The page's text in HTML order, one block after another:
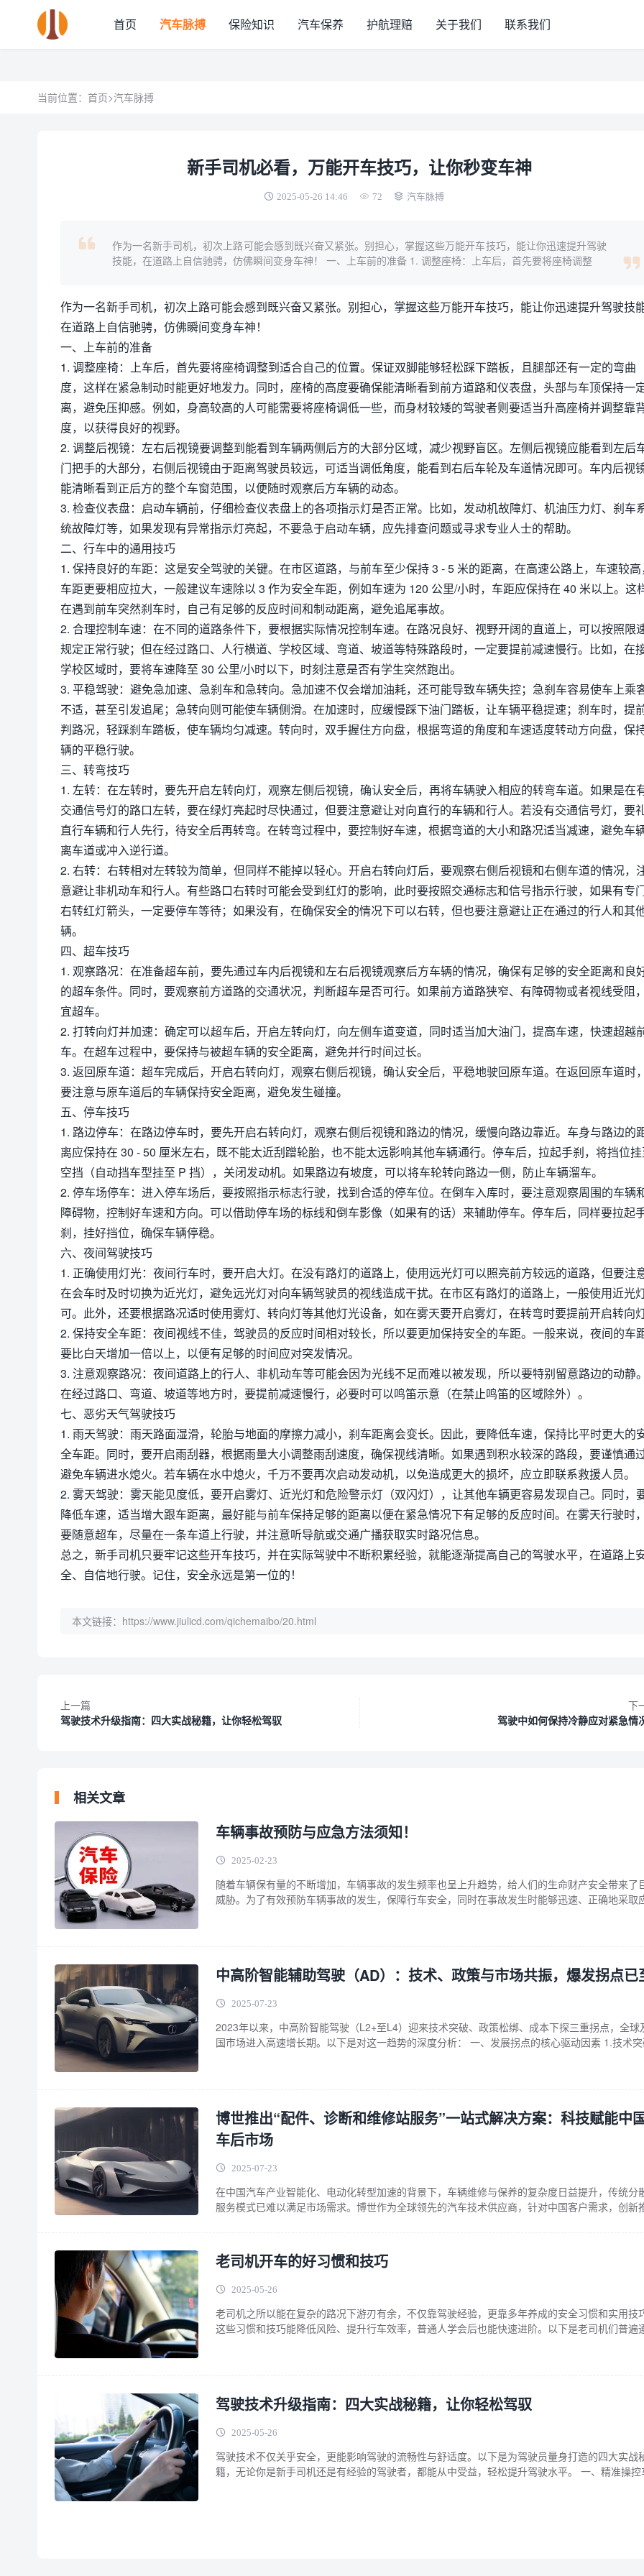
首页 汽车脉搏 保险知识 汽车保养 护航理赔 关于我们 联系我们
当前位置： 首页>汽车脉搏
新手司机必看，万能开车技巧，让你秒变车神
2025-05-26 14:46 72 汽车脉搏
作为一名新手司机，初次上路可能会感到既兴奋又紧张。别担心，掌握这些万能开车技巧，能让你迅速提升驾驶
技能，在道路上自信驰骋，仿佛瞬间变身车神！ 一、上车前的准备 1. 调整座椅：上车后，首先要将座椅调整
作为一名新手司机，初次上路可能会感到既兴奋又紧张。别担心，掌握这些万能开车技巧，能让你迅速提升驾驶技能
在道路上自信驰骋，仿佛瞬间变身车神！
一、上车前的准备
1. 调整座椅：上车后，首先要将座椅调整到适合自己的位置。保证双脚能够轻松踩下踏板，且腿部还有一定的弯曲
度，这样在紧急制动时能更好地发力。同时，座椅的高度要确保能清晰看到前方道路和仪表盘，头部与车顶保持一
离，避免压抑感。例如，身高较高的人可能需要将座椅调低一些，而身材较矮的驾驶者则要适当升高座椅并调整靠
度，以获得良好的视野。
2. 调整后视镜：左右后视镜要调整到能看到车辆两侧后方的大部分区域，减少视野盲区。左侧后视镜应能看到左后
门把手的大部分，右侧后视镜由于距离驾驶员较远，可适当调低角度，能看到右后车轮及车道情况即可。车内后视
能清晰看到正后方的整个车窗范围，以便随时观察后方车辆的动态。
3. 检查仪表盘：启动车辆前，仔细检查仪表盘上的各项指示灯是否正常。比如，发动机故障灯、机油压力灯、刹车
统故障灯等，如果发现有异常指示灯亮起，不要急于启动车辆，应先排查问题或寻求专业人士的帮助。
二、行车中的通用技巧
1. 保持良好的车距：这是安全驾驶的关键。在市区道路，与前车至少保持 3 - 5 米的距离，在高速公路上，车速较高
车距更要相应拉大，一般建议车速除以 3 作为安全车距，例如车速为 120 公里/小时，车距应保持在 40 米以上。这
在遇到前车突然刹车时，自己有足够的反应时间和制动距离，避免追尾事故。
2. 合理控制车速：在不同的道路条件下，要根据实际情况控制车速。在路况良好、视野开阔的直道上，可以按照限
规定正常行驶；但在经过路口、人行横道、学校区域、弯道、坡道等特殊路段时，一定要提前减速慢行。比如，在
学校区域时，要将车速降至 30 公里/小时以下，时刻注意是否有学生突然跑出。
3. 平稳驾驶：避免急加速、急刹车和急转向。急加速不仅会增加油耗，还可能导致车辆失控；急刹车容易使车上乘
不适，甚至引发追尾；急转向则可能使车辆侧滑。在加速时，应缓慢踩下油门踏板，让车辆平稳提速；刹车时，提
判路况，轻踩刹车踏板，使车辆均匀减速。转向时，双手握住方向盘，根据弯道的角度和车速适度转动方向盘，保
辆的平稳行驶。
三、转弯技巧
1. 左转：在左转时，要先开启左转向灯，观察左侧后视镜，确认安全后，再将车辆驶入相应的转弯车道。如果是在
交通信号灯的路口左转，要在绿灯亮起时尽快通过，但要注意避让对向直行的车辆和行人。若没有交通信号灯，要
直行车辆和行人先行，待安全后再转弯。在转弯过程中，要控制好车速，根据弯道的大小和路况适当减速，避免车
离车道或冲入逆行道。
2. 右转：右转相对左转较为简单，但同样不能掉以轻心。开启右转向灯后，要观察右侧后视镜和右侧车道的情况，
意避让非机动车和行人。有些路口右转时可能会受到红灯的影响，此时要按照交通标志和信号指示行驶，如果有专
右转红灯箭头，一定要停车等待；如果没有，在确保安全的情况下可以右转，但也要注意避让正在通过的行人和其
辆。
四、超车技巧
1. 观察路况：在准备超车前，要先通过车内后视镜和左右后视镜观察后方车辆的情况，确保有足够的安全距离和良
的超车条件。同时，要观察前方道路的交通状况，判断超车是否可行。如果前方道路狭窄、有障碍物或者视线受阻
宜超车。
2. 打转向灯并加速：确定可以超车后，开启左转向灯，向左侧车道变道，同时适当加大油门，提高车速，快速超越
车。在超车过程中，要保持与被超车辆的安全距离，避免并行时间过长。
3. 返回原车道：超车完成后，开启右转向灯，观察右侧后视镜，确认安全后，平稳地驶回原车道。在返回原车道时，
要注意与原车道后的车辆保持安全距离，避免发生碰撞。
五、停车技巧
1. 路边停车：在路边停车时，要先开启右转向灯，观察右侧后视镜和路边的情况，缓慢向路边靠近。车身与路边的
离应保持在 30 - 50 厘米左右，既不能太近刮蹭轮胎，也不能太远影响其他车辆通行。停车后，拉起手刹，将挡位
空挡（自动挡车型挂至 P 挡），关闭发动机。如果路边有坡度，可以将车轮转向路边一侧，防止车辆溜车。
2. 停车场停车：进入停车场后，要按照指示标志行驶，找到合适的停车位。在倒车入库时，要注意观察周围的车辆
障碍物，控制好车速和方向。可以借助停车场的标线和倒车影像（如果有的话）来辅助停车。停车后，同样要拉起
刹，挂好挡位，确保车辆停稳。
六、夜间驾驶技巧
1. 正确使用灯光：夜间行车时，要开启大灯。在没有路灯的道路上，使用远光灯可以照亮前方较远的道路，但要注
在会车时及时切换为近光灯，避免远光灯对向车辆驾驶员的视线造成干扰。在市区有路灯的道路上，一般使用近光
可。此外，还要根据路况适时使用雾灯、转向灯等其他灯光设备，如在雾天要开启雾灯，在转弯时要提前开启转向灯
2. 保持安全车距：夜间视线不佳，驾驶员的反应时间相对较长，所以要更加保持安全的车距。一般来说，夜间的车
要比白天增加一倍以上，以便有足够的时间应对突发情况。
3. 注意观察路况：夜间道路上的行人、非机动车等可能会因为光线不足而难以被发现，所以要特别留意路边的动静。
在经过路口、弯道、坡道等地方时，要提前减速慢行，必要时可以鸣笛示意（在禁止鸣笛的区域除外）。
七、恶劣天气驾驶技巧
1. 雨天驾驶：雨天路面湿滑，轮胎与地面的摩擦力减小，刹车距离会变长。因此，要降低车速，保持比平时更大的
全车距。同时，要开启雨刮器，根据雨量大小调整雨刮速度，确保视线清晰。如果遇到积水较深的路段，要谨慎通过
避免车辆进水熄火。若车辆在水中熄火，千万不要再次启动发动机，以免造成更大的损坏，应立即联系救援人员。
2. 雾天驾驶：雾天能见度低，要开启雾灯、近光灯和危险警示灯（双闪灯），让其他车辆更容易发现自己。同时，
降低车速，适当增大跟车距离，最好能与前车保持足够的距离以便在紧急情况下有足够的反应时间。在雾天行驶时
要随意超车，尽量在一条车道上行驶，并注意听导航或交通广播获取实时路况信息。
总之，新手司机只要牢记这些开车技巧，并在实际驾驶中不断积累经验，就能逐渐提高自己的驾驶水平，在道路上
全、自信地行驶。记住，安全永远是第一位的！
本文链接： https://www.jiulicd.com/qichemaibo/20.html
上一篇
驾驶技术升级指南：四大实战秘籍，让你轻松驾驭
下
驾驶中如何保持冷静应对紧急情
相关文章
车辆事故预防与应急方法须知！
2025-02-23
随着车辆保有量的不断增加，车辆事故的发生频率也呈上升趋势，给人们的生命财产安全带来了
威胁。为了有效预防车辆事故的发生，保障行车安全，同时在事故发生时能够迅速、正确地采取
中高阶智能辅助驾驶（AD）：技术、政策与市场共振，爆发拐点已
2025-07-23
2023年以来，中高阶智能驾驶（L2+至L4）迎来技术突破、政策松绑、成本下探三重拐点，全球
国市场进入高速增长期。以下是对这一趋势的深度分析： 一、发展拐点的核心驱动因素 1.技术
博世推出“配件、诊断和维修站服务”一站式解决方案：科技赋能中
车后市场
2025-07-23
在中国汽车产业智能化、电动化转型加速的背景下，车辆维修与保养的复杂度日益提升，传统分
服务模式已难以满足市场需求。博世作为全球领先的汽车技术供应商，针对中国客户需求，创新
机遇 1.行业现状 车辆技术迭代快：新能源汽
老司机开车的好习惯和技巧
2025-05-26
老司机之所以能在复杂的路况下游刃有余，不仅靠驾驶经验，更靠多年养成的安全习惯和实用技
这些习惯和技巧能降低风险、提升行车效率，普通人学会后也能快速进阶。以下是老司机们普遍
驾驶技术升级指南：四大实战秘籍，让你轻松驾驭
2025-05-26
驾驶技术不仅关乎安全，更能影响驾驶的流畅性与舒适度。以下是为驾驶员量身打造的四大实战
籍，无论你是新手司机还是有经验的驾驶者，都能从中受益，轻松提升驾驶水平。 一、精准操控